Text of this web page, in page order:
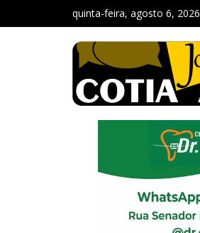
quinta-feira, agosto 6, 2026